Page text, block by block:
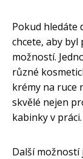
Pokud hledáte
chcete, aby
možností.
různé
krémy na ruce
skvělé nejen
kabinky v práci.
Další